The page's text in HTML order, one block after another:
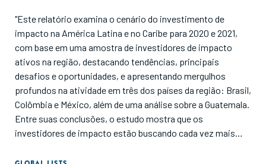
"Este relatório examina o cenário do investimento de
impacto na América Latina e no Caribe para 2020 e 2021,
com base em uma amostra de investidores de impacto
ativos na região, destacando tendências, principais
desafios e oportunidades, e apresentando mergulhos
profundos na atividade em três dos países da região: Brasil,
Colômbia e México, além de uma análise sobre a Guatemala.
Entre suas conclusões, o estudo mostra que os
investidores de impacto estão buscando cada vez mais
flexíveis de acordo com as necessidades específicas de